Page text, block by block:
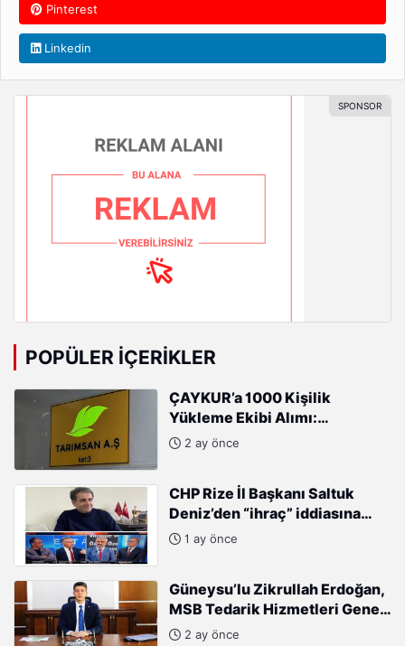
Pinterest
Linkedin
POPÜLER İÇERIKLER
ÇAYKUR’a 1000 Kişilik
Yükleme Ekibi Alımı:
Başvurular Başladı
2 ay önce
CHP Rize İl Başkanı Saltuk
Deniz’den “ihraç” iddiasına
sert tepki: “Kararları Sinan
1 ay önce
Güneysu’lu Zikrullah Erdoğan,
MSB Tedarik Hizmetleri Genel
Müdürlüğü’ne atandı.
2 ay önce